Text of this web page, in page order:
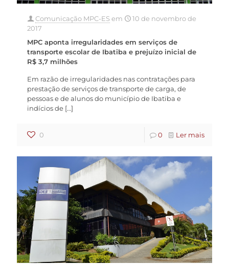
Comunicação MPC-ESem
10 de novembro de
2017
MPC aponta irregularidades em serviços de
transporte escolar de Ibatiba e prejuízo inicial de
R$ 3,7 milhões
Em razão de irregularidades nas contratações para
prestação de serviços de transporte de carga, de
pessoas e de alunos do município de Ibatiba e
indícios de […]
0 0 Ler mais